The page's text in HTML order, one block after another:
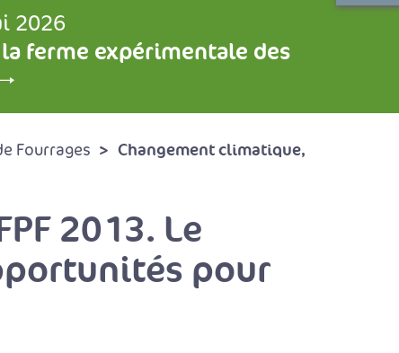
2026
ferme expérimentale des
Fourrages
Changement climatique,
2013. Le
pour